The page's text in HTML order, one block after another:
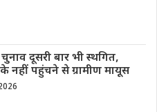
दूसरी बार भी स्थगित,
नहीं पहुंचने से ग्रामीण मायूस